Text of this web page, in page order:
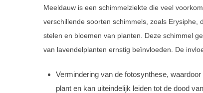
Meeldauw is een schimmelziekte die veel
verschillende soorten schimmels, zoals Erysiphe,
stelen en bloemen van planten. Deze schimmel
van lavendelplanten ernstig beïnvloeden. De
Vermindering van de fotosynthese,
plant en kan uiteindelijk leiden tot de dood